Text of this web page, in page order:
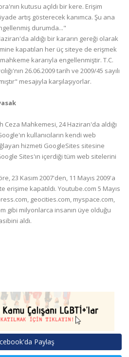
kutusu açıldı bir kere. Erişim
artış gösterecek kanımca. Şu ana
durumda..."
aldığı bir kararın gereği olarak
kapatılan her üç siteye de erişmek
kararıyla engellenmiştir. T.C.
26.06.2009 tarih ve 2009/45 sayılı
mesajıyla karşılaşıyorlar.
Ceza Mahkemesi, 24 Haziran'da aldığı
kullanıcıların kendi web
hizmeti GoogleSites sitesine
Sites'ın içerdiği tüm web sitelerini
23 Kasım 2007'den, 11 Mayıs 2009'a
erişime kapatıldı. Youtube.com 5 Mayıs
geocities.com, myspace.com,
gibi milyonlarca insanın üye olduğu
aldı.
Paylaş